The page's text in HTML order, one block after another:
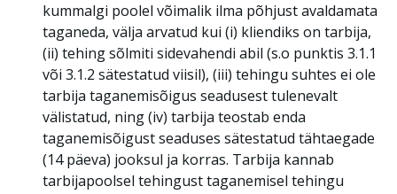
kummalgi poolel võimalik ilma põhjust avaldamata
taganeda, välja arvatud kui (i) kliendiks on tarbija,
(ii) tehing sõlmiti sidevahendi abil (s.o punktis 3.1.1
või 3.1.2 sätestatud viisil), (iii) tehingu suhtes ei ole
tarbija taganemisõigus seadusest tulenevalt
välistatud, ning (iv) tarbija teostab enda
taganemisõigust seaduses sätestatud tähtaegade
(14 päeva) jooksul ja korras. Tarbija kannab
tarbijapoolsel tehingust taganemisel tehingu